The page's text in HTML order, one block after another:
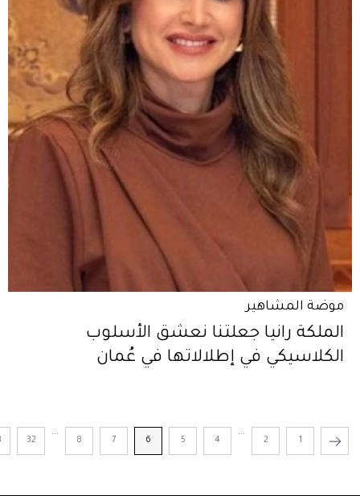
موضة المشاهير
الملكة رانيا جعلتنا نعشق الأسلوب
الكلاسيكي في إطلالاتها في عُمان
1
2
...
4
5
6
7
8
...
32